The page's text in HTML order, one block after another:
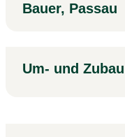
Bauer, Passau
Um- und